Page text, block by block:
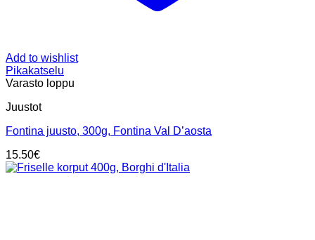
Add to wishlist
Pikakatselu
Varasto loppu
Juustot
Fontina juusto, 300g, Fontina Val D’aosta
15.50€